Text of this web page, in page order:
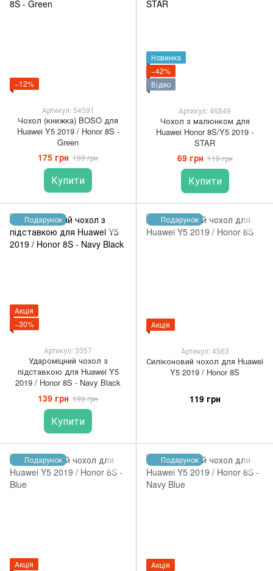
−12%
Артикул: 54591
Чохол (книжка) BOSO для
Huawei Y5 2019 / Honor 8S -
Green
175 грн 199 грн
Купити
Новинка
−42%
Відео
Артикул: 46849
Чохол з малюнком для
Huawei Honor 8S/Y5 2019 -
STAR
69 грн 119 грн
Купити
Подарунок
Акція
−30%
Артикул: 3357
Удароміцний чохол з
підставкою для Huawei Y5
2019 / Honor 8S - Navy Black
139 грн 199 грн
Купити
Подарунок
Акція
Артикул: 4563
Силіконовий чохол для Huawei
Y5 2019 / Honor 8S
119 грн
Подарунок
Акція
Подарунок
Акція